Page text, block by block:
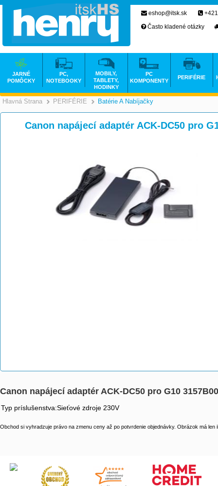
Hlavná Strana >
PERIFÉRIE >
Batérie A Nabíjačky
Canon napájecí adaptér ACK-DC50 pro
Canon napájecí adaptér ACK-DC50 pro G10
Typ príslušenstva:Sieťové zdroje 230V
Obchod si vyhradzuje právo na zmenu ceny až po potvrdenie objednávky. Obrázok má len
eshop@itsk.sk
Často kladené otázky
JARNÉ
POMÔCKY
PC,
NOTEBOOKY
MOBILY,
TABLETY,
HODINKY
PC
KOMPONENTY
PERIFÉRIE